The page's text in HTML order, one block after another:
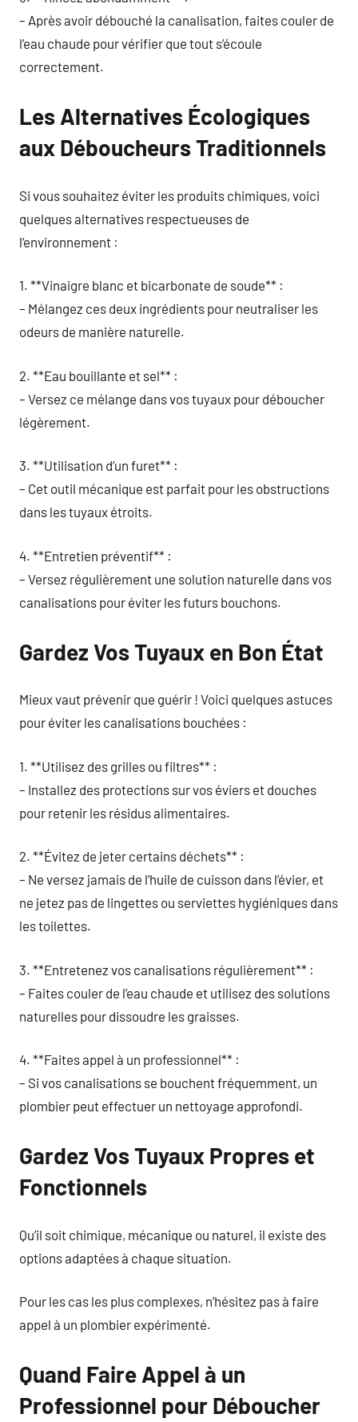
– Après avoir débouché la canalisation, faites couler de
l’eau chaude pour vérifier que tout s’écoule
correctement.
Les Alternatives Écologiques
aux Déboucheurs Traditionnels
Si vous souhaitez éviter les produits chimiques, voici
quelques alternatives respectueuses de
l’environnement :
1. **Vinaigre blanc et bicarbonate de soude** :
– Mélangez ces deux ingrédients pour neutraliser les
odeurs de manière naturelle.
2. **Eau bouillante et sel** :
– Versez ce mélange dans vos tuyaux pour déboucher
légèrement.
3. **Utilisation d’un furet** :
– Cet outil mécanique est parfait pour les obstructions
dans les tuyaux étroits.
4. **Entretien préventif** :
– Versez régulièrement une solution naturelle dans vos
canalisations pour éviter les futurs bouchons.
Gardez Vos Tuyaux en Bon État
Mieux vaut prévenir que guérir ! Voici quelques astuces
pour éviter les canalisations bouchées :
1. **Utilisez des grilles ou filtres** :
– Installez des protections sur vos éviers et douches
pour retenir les résidus alimentaires.
2. **Évitez de jeter certains déchets** :
– Ne versez jamais de l’huile de cuisson dans l’évier, et
ne jetez pas de lingettes ou serviettes hygiéniques dans
les toilettes.
3. **Entretenez vos canalisations régulièrement** :
– Faites couler de l’eau chaude et utilisez des solutions
naturelles pour dissoudre les graisses.
4. **Faites appel à un professionnel** :
– Si vos canalisations se bouchent fréquemment, un
plombier peut effectuer un nettoyage approfondi.
Gardez Vos Tuyaux Propres et
Fonctionnels
Qu’il soit chimique, mécanique ou naturel, il existe des
options adaptées à chaque situation.
Pour les cas les plus complexes, n’hésitez pas à faire
appel à un plombier expérimenté.
Quand Faire Appel à un
Professionnel pour Déboucher